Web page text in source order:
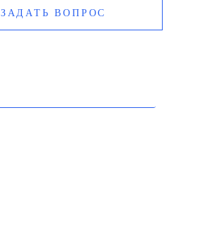
ЗАДАТЬ ВОПРОС